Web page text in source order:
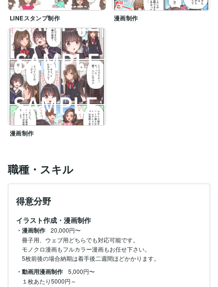
LINEスタンプ制作 漫画制作
漫画制作
職種・スキル
得意分野
イラスト作成・漫画制作
・漫画制作
20,000円〜
冊子用、ウェブ用どちらでも対応可能です。
モノクロ漫画もフルカラー漫画もお任せ下さい。
5枚前後の場合納期は着手後二週間ほどかかります。
・動画用漫画制作
5,000円〜
１枚あたり5000円～